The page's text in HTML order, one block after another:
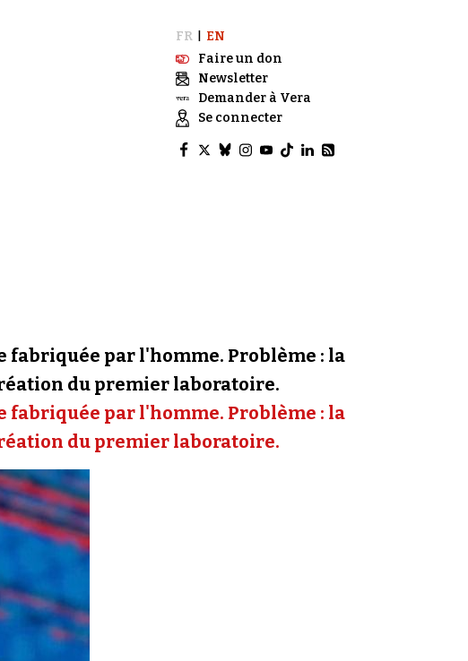
FR
EN
Faire un don
Newsletter
Demander à Vera
Se connecter
fabriquée par l'homme. Problème : la
du premier laboratoire.
fabriquée par l'homme. Problème : la
du premier laboratoire.